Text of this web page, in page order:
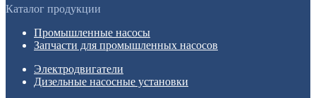
Каталог продукции
Промышленные насосы
Запчасти для промышленных насосов
Электродвигатели
Дизельные насосные установки